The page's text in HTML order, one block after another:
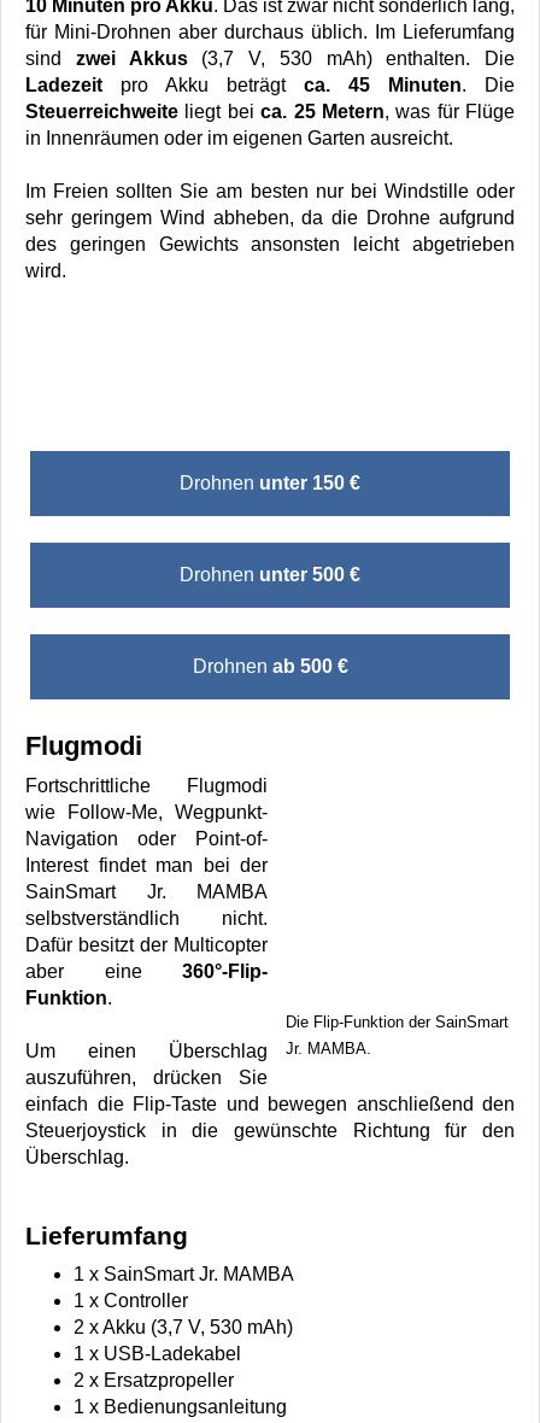
10 Minuten pro Akku. Das ist zwar nicht sonderlich lang,
für Mini-Drohnen aber durchaus üblich. Im Lieferumfang
sind zwei Akkus(3,7 V, 530 mAh) enthalten. Die
Ladezeit pro Akku beträgt ca. 45 Minuten. Die
Steuerreichweite liegt beica. 25 Metern, was für Flüge
in Innenräumen oder im eigenen Garten ausreicht.
Im Freien sollten Sie am besten nur bei Windstille oder
sehr geringem Wind abheben, da die Drohne aufgrund
des geringen Gewichts ansonsten leicht abgetrieben
wird.
Drohnen unter 150 €
Drohnen unter 500 €
Drohnen ab 500 €
Flugmodi
Die Flip-Funktion der SainSmart
Jr. MAMBA.
Fortschrittliche Flugmodi
wie Follow-Me, Wegpunkt-
Navigation oder Point-of-
Interest findet man bei der
SainSmart Jr. MAMBA
selbstverständlich nicht.
Dafür besitzt der Multicopter
aber eine 360°-Flip-
Funktion.
Um einen Überschlag
auszuführen, drücken Sie
einfach die Flip-Taste und bewegen anschließend den
Steuerjoystick in die gewünschte Richtung für den
Überschlag.
Lieferumfang
1 x SainSmart Jr. MAMBA
1 x Controller
2 x Akku (3,7 V, 530 mAh)
1 x USB-Ladekabel
2 x Ersatzpropeller
1 x Bedienungsanleitung